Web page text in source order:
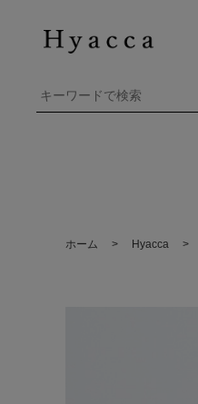
ホーム > Hyacca >